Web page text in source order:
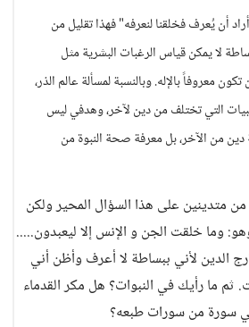
أن يُعرف فخلقنا لنعرفه" فهذا تقليل من
لا يمكن قياس الرغبات البشرية مثل
معروفاً بالإله. وبالنسبة لمسألة عالم الذر،
التي تختلف من دين لآخر، وهدفي ليس
من الآخر، بل معرفة صحة النبوة من
متدينين على هذا السؤال المحير ولكن
وما خلقت الجن و الإنس إلا ليعبدون.....
الدين لأني ببساطة لا أعرف وأظن أني
ما رأيك في النبوات؟ هل مكر القدماء
سورة من سورات طبعه؟